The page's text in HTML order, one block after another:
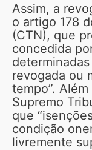
Assim, a
o artigo 178
(CTN), que
concedida
revogada ou
tempo”.
Supremo
que
condição
livremente